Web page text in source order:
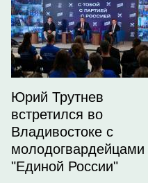
Юрий Трутнев
встретился во
Владивостоке с
молодогвардейцами
"Единой России"